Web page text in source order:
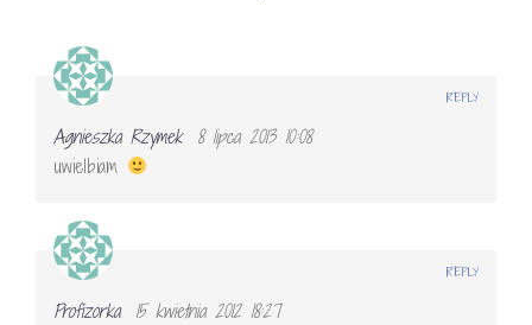
Agnieszka Rzymek
8 lipca 2013 10:08
uwielbiam
REPLY
Profizorka
15 kwietnia 2012 18:27
REPLY